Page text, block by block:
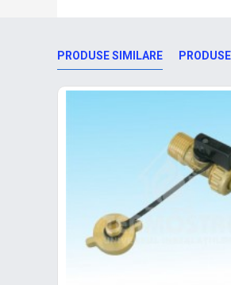
PRODUSE SIMILARE